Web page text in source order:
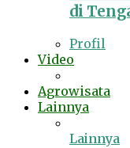
di
Profil
Video
Agrowisata
Lainnya
Lainnya